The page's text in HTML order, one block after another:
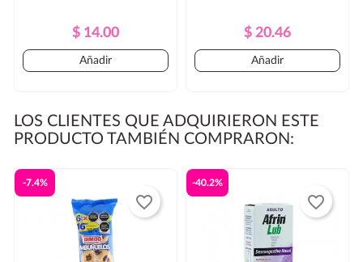
Precio
Regular
Precio
$ 14.00
Añadir
Precio
Regular
Precio
$ 20.46
Añadir
LOS CLIENTES QUE ADQUIRIERON ESTE
PRODUCTO TAMBIÉN COMPRARON:
-7.4%
favorite_border
-40.2%
favorite_border